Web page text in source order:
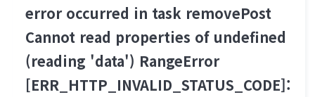
error occurred in task removePost
Cannot read properties of undefined
(reading 'data') RangeError
[ERR_HTTP_INVALID_STATUS_CODE]: